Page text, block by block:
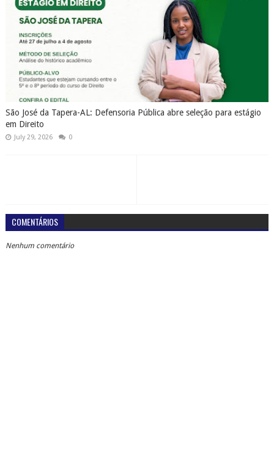
São José da Tapera-AL: Defensoria Pública abre seleção para estágio
em Direito
July 29, 2026 0
COMENTÁRIOS
Nenhum comentário